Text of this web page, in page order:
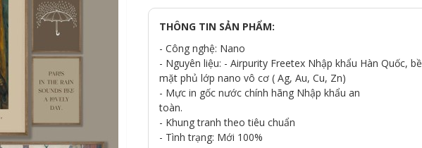
THÔNG TIN SẢN PHẨM:
- Công nghệ: Nano
- Nguyên liệu: - Airpurity Freetex Nhập khẩu Hàn Quốc, bề
mặt phủ lớp nano vô cơ ( Ag, Au, Cu, Zn)
- Mực in gốc nước chính hãng Nhập khẩu an
toàn.
- Khung tranh theo tiêu chuẩn
- Tình trạng: Mới 100%